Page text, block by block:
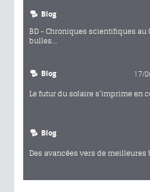
Blog
BD - Chroniques scientifiques au
bulles...
Blog 17/
Le futur du solaire s’imprime en
Blog
Des avancées vers de